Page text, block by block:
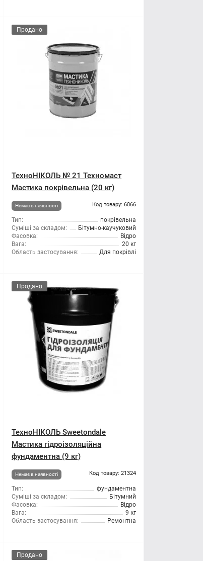
Продано
ТехноНІКОЛЬ № 21 Техномаст
Мастика покрівельна (20 кг)
Немає в наявності Код товару: 6066
Тип:
покрівельна
Суміші за складом:
Бітумно-каучуковий
Фасовка:
Відро
Вага:
20 кг
Область застосування:
Для покрівлі
Продано
ТехноНІКОЛЬ Sweetondale
Мастика гідроізоляційна
фундаментна (9 кг)
Немає в наявності Код товару: 21324
Тип:
фундаментна
Суміші за складом:
Бітумний
Фасовка:
Відро
Вага:
9 кг
Область застосування:
Ремонтна
Продано